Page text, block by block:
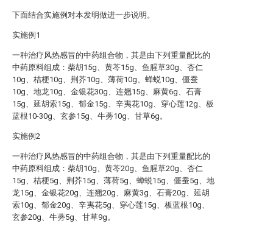
下面结合实施例对本发明做进一步说明。
实施例1
一种治疗风热感冒的中药组合物，其是由下列重量配比的
中药原料组成：柴胡15g、黄芩15g、鱼腥草30g、杏仁
10g、桔梗10g、荆芥10g、薄荷10g、蝉蜕10g、僵蚕
10g、地龙10g、金银花30g、连翘15g、麻黄6g、石膏
15g、延胡索15g、郁金15g、辛夷花10g、穿心莲12g、板
蓝根10-30g、玄参15g、牛蒡10g、甘草6g。
实施例2
一种治疗风热感冒的中药组合物，其是由下列重量配比的
中药原料组成：柴胡10g、黄芩20g、鱼腥草20g、杏仁
15g、桔梗5g、荆芥15g、薄荷5g、蝉蜕15g、僵蚕5g、地
龙15g、金银花20g、连翘20g、麻黄3g、石膏20g、延胡
索10g、郁金20g、辛夷花5g、穿心莲15g、板蓝根10g、
玄参20g、牛蒡5g、甘草9g。